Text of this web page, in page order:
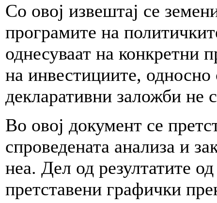
Со овој извештај се
програмите на
однесуваат на конкретни
на инвестициите,
декларативни заложби не
Во овој документ се
спроведената анализа и
неа. Дел од резултатите
претставени графички